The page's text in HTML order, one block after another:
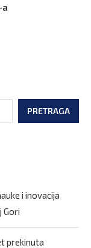
PRETRAGA
i inovacija
Gori
prekinuta